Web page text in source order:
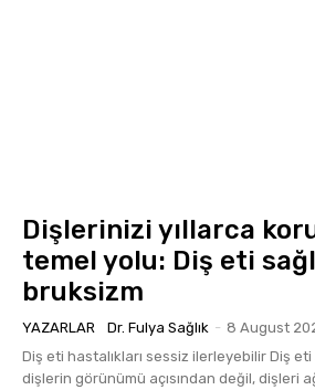
Dişlerinizi yıllarca
temel yolu: Diş eti
bruksizm
YAZARLAR Dr. Fulya Sağlık - 8 August
Diş eti hastalıkları sessiz ilerleyebilir Diş eti
dişlerin görünümü açısından değil, dişleri